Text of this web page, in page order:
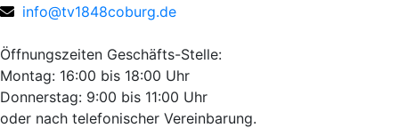
info@tv1848coburg.de
Öffnungszeiten Geschäfts-Stelle:
Montag: 16:00 bis 18:00 Uhr
Donnerstag: 9:00 bis 11:00 Uhr
oder nach telefonischer Vereinbarung.